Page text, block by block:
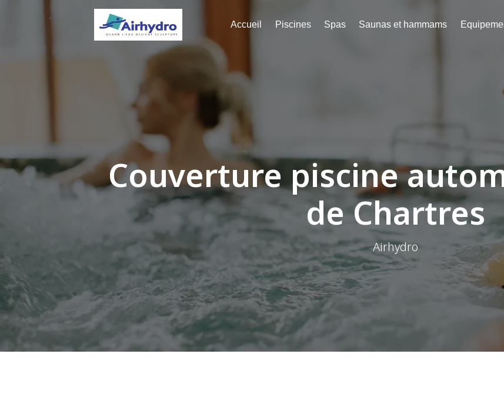
Accueil Piscines Spas Saunas et hammams
Couverture piscine
de Chartres
Airhydro
Panneau de gestion des cookies